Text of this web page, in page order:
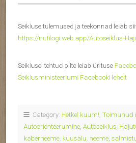
Seikluse tulemused ja teekonnad leiab
https://nutilogi.web.app/Autoseiklus-
Seiklusel tehtud pilte leiab ürituse
Seiklusministeeriumi Facebooki lehelt
Category: Hetkel kuum! Toimunud
Autoorienteerumine Autoseiklus
kaberneeme kuusalu neeme